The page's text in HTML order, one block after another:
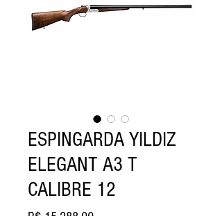
ESPINGARDA YILDIZ
ELEGANT A3 T
CALIBRE 12